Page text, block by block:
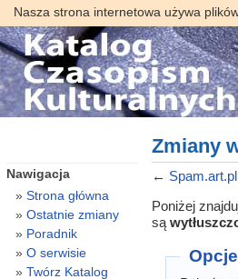
Nasza strona internetowa używa
Zmiany
←
Poniżej
są
Nawigacja
Strona główna
Ostatnie zmiany
Poradnik
O serwisie
Twórz Katalog